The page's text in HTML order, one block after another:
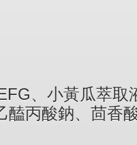
、小黃瓜萃取
丙酸鈉、茴香酸